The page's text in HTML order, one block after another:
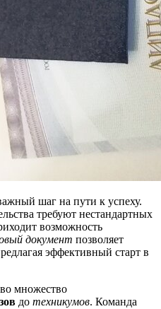
шаг на пути к успеху.
требуют нестандартных
возможность
документ позволяет
эффективный старт в
множество
до техникумов. Команда